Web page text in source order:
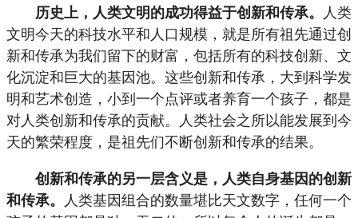
历史上，人类文明的成功得益于创新和传承。 人类
文明今天的科技水平和人口规模，就是所有祖先通过创
新和传承为我们留下的财富，包括所有的科技创新、文
化沉淀和巨大的基因池。这些创新和传承，大到科学发
明和艺术创造，小到一个点评或者养育一个孩子，都是
对人类创新和传承的贡献。人类社会之所以能发展到今
天的繁荣程度，是祖先们不断创新和传承的结果。
创新和传承的另一层含义是，人类自身基因的创新
和传承。 人类基因组合的数量堪比天文数字，任何一个